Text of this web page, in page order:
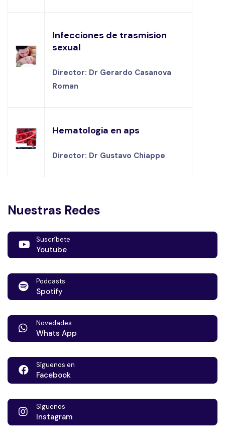
Infecciones de trasmision
sexual
Director: Dr Gerardo Casanova
Roman
Hematologia en aps
Director: Dr Gustavo Chiappe
Nuestras Redes
Suscríbete
Youtube
Podcasts
Spotify
Novedades
Whats App
Síguenos en
Facebook
Síguenos
Instagram